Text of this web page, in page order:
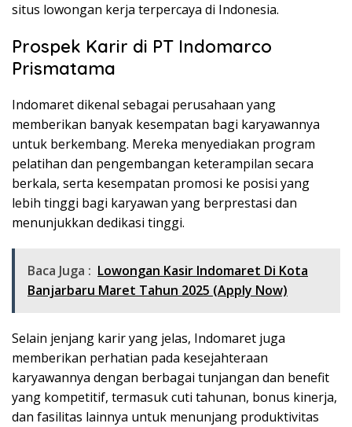
situs lowongan kerja terpercaya di Indonesia.
Prospek Karir di PT Indomarco
Prismatama
Indomaret dikenal sebagai perusahaan yang
memberikan banyak kesempatan bagi karyawannya
untuk berkembang. Mereka menyediakan program
pelatihan dan pengembangan keterampilan secara
berkala, serta kesempatan promosi ke posisi yang
lebih tinggi bagi karyawan yang berprestasi dan
menunjukkan dedikasi tinggi.
Baca Juga : Lowongan Kasir Indomaret Di Kota
Banjarbaru Maret Tahun 2025 (Apply Now)
Selain jenjang karir yang jelas, Indomaret juga
memberikan perhatian pada kesejahteraan
karyawannya dengan berbagai tunjangan dan benefit
yang kompetitif, termasuk cuti tahunan, bonus kinerja,
dan fasilitas lainnya untuk menunjang produktivitas